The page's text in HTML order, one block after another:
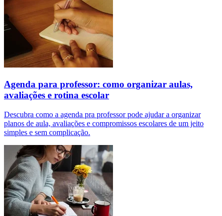
Agenda para professor: como organizar aulas,
avaliações e rotina escolar
Descubra como a agenda pra professor pode ajudar a organizar
planos de aula, avaliações e compromissos escolares de um jeito
simples e sem complicação.